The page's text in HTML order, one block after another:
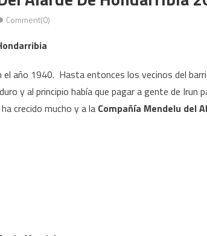
Comment(0)
el año 1940. Hasta entonces los vecinos del
y al principio había que pagar a gente de Irun
crecido mucho y a la Compañía Mendelu del